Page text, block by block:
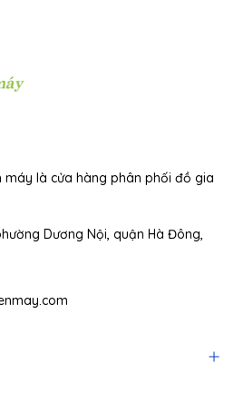
máy là cửa hàng phân phối đồ gia
Dương Nội, quận Hà Đông,